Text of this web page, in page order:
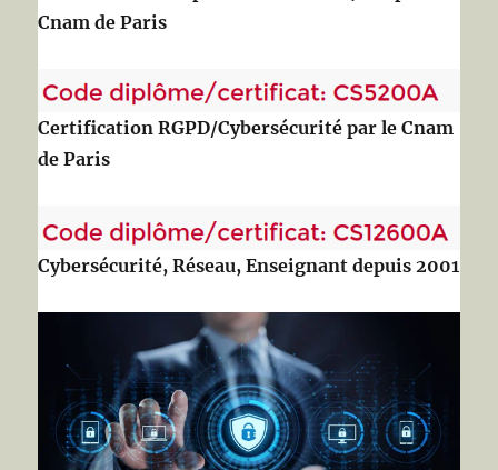
Cnam de Paris
Certification RGPD/Cybersécurité par le Cnam
de Paris
Cybersécurité, Réseau, Enseignant depuis 2001